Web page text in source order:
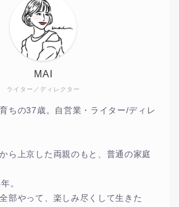
ライター／ディレクター
MAI
ちの37歳。自営業・ライター/ディレ
ら上京した両親のもと、普通の家庭
。
部やって、楽しみ尽くして生きた